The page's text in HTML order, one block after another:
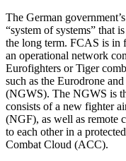
The German
“system of sys­tems” that
the long term. FCAS is in
an operational network
Eurofighters or Tiger
such as the Eurodrone
(NGWS). The NGWS is
consists of a new fighter
(NGF), as well as remote
to each other in a
Combat Cloud (ACC).